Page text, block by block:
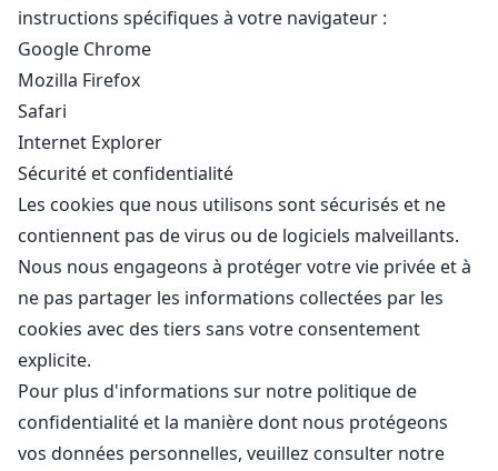
instructions spécifiques à votre navigateur :
Google Chrome
Mozilla Firefox
Safari
Internet Explorer
Sécurité et confidentialité
Les cookies que nous utilisons sont sécurisés et ne
contiennent pas de virus ou de logiciels malveillants.
Nous nous engageons à protéger votre vie privée et à
ne pas partager les informations collectées par les
cookies avec des tiers sans votre consentement
explicite.
Pour plus d'informations sur notre politique de
confidentialité et la manière dont nous protégeons
vos données personnelles, veuillez consulter notre